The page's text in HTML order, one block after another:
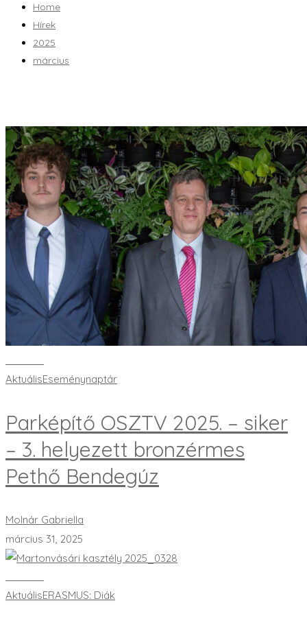
Home
Hírek
2025
március
AktuálisEseménynaptár
Parképítő OSZTV 2025. – siker
– 3. helyezett bronzérmes
Pethő Bendegúz
Molnár Gabriella
március 31, 2025
AktuálisERASMUS: Diák